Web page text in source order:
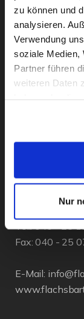
zu können und
analysieren.
Verwendung
soziale Medien,
Partner führen
weiteren Daten
Cookies, wenn
Nur
Inh. Carsten
Elisenstr. 13
D - 22087
Tel.:040 - 25
Fax: 040 - 25
E-Mail: